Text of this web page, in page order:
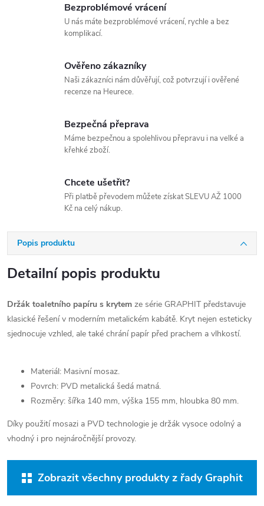
Bezproblémové vrácení
U nás máte bezproblémové vrácení, rychle a bez
komplikací.
Ověřeno zákazníky
Naši zákazníci nám důvěřují, což potvrzují i ověřené
recenze na Heurece.
Bezpečná přeprava
Máme bezpečnou a spolehlivou přepravu i na velké a
křehké zboží.
Chcete ušetřit?
Při platbě převodem můžete získat SLEVU AŽ 1000
Kč na celý nákup.
Popis produktu
Detailní popis produktu
Držák toaletního papíru s krytem ze série GRAPHIT představuje
klasické řešení v moderním metalickém kabátě. Kryt nejen esteticky
sjednocuje vzhled, ale také chrání papír před prachem a vlhkostí.
Materiál: Masivní mosaz.
Povrch: PVD metalická šedá matná.
Rozměry: šířka 140 mm, výška 155 mm, hloubka 80 mm.
Díky použití mosazi a PVD technologie je držák vysoce odolný a
vhodný i pro nejnáročnější provozy.
Zobrazit všechny produkty z řady Graphit